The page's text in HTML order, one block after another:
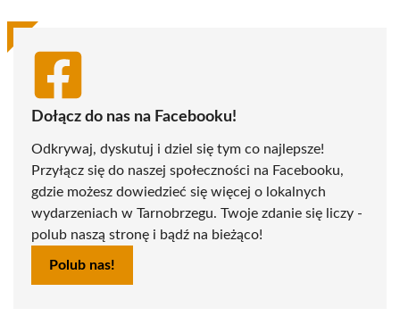
Dołącz do nas na Facebooku!
Odkrywaj, dyskutuj i dziel się tym co najlepsze!
Przyłącz się do naszej społeczności na Facebooku,
gdzie możesz dowiedzieć się więcej o lokalnych
wydarzeniach w Tarnobrzegu. Twoje zdanie się liczy -
polub naszą stronę i bądź na bieżąco!
Polub nas!